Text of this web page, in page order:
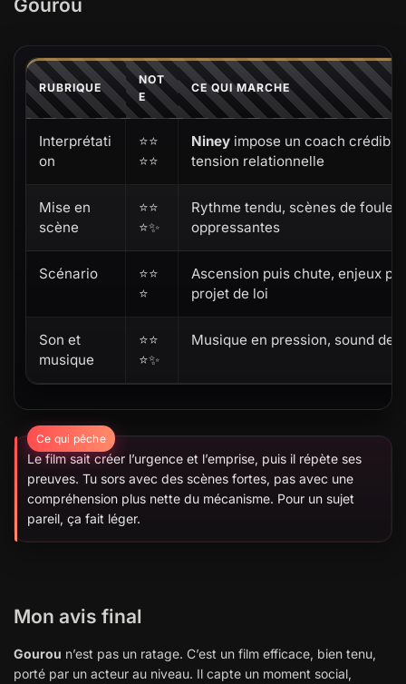
Gourou
RUBRIQUE
NOT
E
CE QUI MARCHE
Interprétati
on
⭐⭐
⭐⭐
Niney impose un coach
tension relationnelle
Mise en
scène
⭐⭐
⭐✨
Rythme tendu, scènes de foule
oppressantes
Scénario
⭐⭐
⭐
Ascension puis chute, enjeux
projet de loi
Son et
musique
⭐⭐
⭐✨
Musique en pression, sound
Le film sait créer l’urgence et l’emprise, puis il répète ses
preuves. Tu sors avec des scènes fortes, pas avec une
compréhension plus nette du mécanisme. Pour un sujet
pareil, ça fait léger.
Mon avis final
Gourou n’est pas un ratage. C’est un film efficace, bien tenu,
porté par un acteur au niveau. Il capte un moment social,